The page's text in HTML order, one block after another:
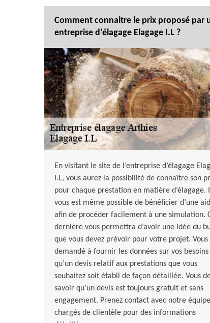
Comment connaitre le prix proposé par
entreprise d’élagage Elagage I.L ?
En visitant le site de l’entreprise d’élagage
I.L, vous aurez la possibilité de connaître son
pour chaque prestation en matière d’élagage.
vous est même possible de bénéficier d’une
afin de procéder facilement à une simulation.
dernière vous permettra d’avoir une idée du
que vous devez prévoir pour votre projet. Vous
demandé à fournir les données sur vos
qu’un devis relatif aux prestations que vous
souhaitez soit établi de façon détaillée. Vous
savoir qu’un devis est toujours gratuit et sans
engagement. Prenez contact avec notre
chargés de clientèle pour des informations